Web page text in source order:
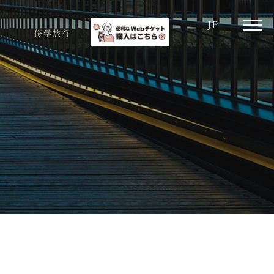
修学旅行
JP
toggle